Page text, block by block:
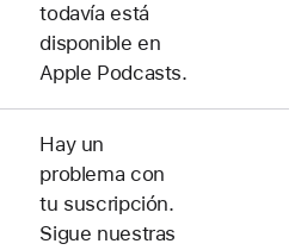
todavía está
disponible en
Apple Podcasts.
Hay un
problema con
tu suscripción.
Sigue nuestras